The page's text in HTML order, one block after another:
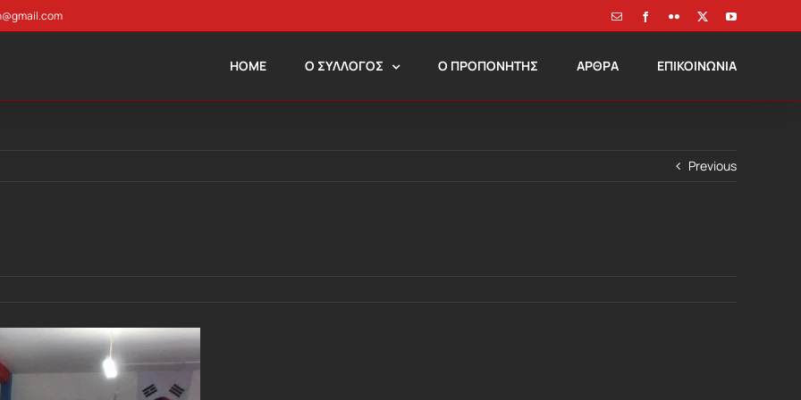
Email FacebookFlickr YouTube
HOME Ο ΣΥΛΛΟΓΟΣ Ο ΠΡΟΠΟΝΗΤΗΣ ΑΡΘΡΑ ΕΠΙΚΟΙΝΩΝΙΑ
Previous